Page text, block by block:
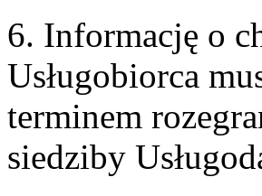
6. Informację o
Usługobiorca
terminem
siedziby